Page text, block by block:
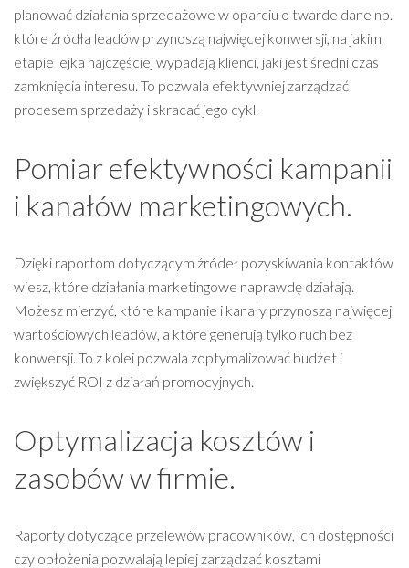
planować działania sprzedażowe w oparciu o twarde dane np.
które źródła leadów przynoszą najwięcej konwersji, na jakim
etapie lejka najczęściej wypadają klienci, jaki jest średni czas
zamknięcia interesu. To pozwala efektywniej zarządzać
procesem sprzedaży i skracać jego cykl.
Pomiar efektywności kampanii
i kanałów marketingowych.
Dzięki raportom dotyczącym źródeł pozyskiwania kontaktów
wiesz, które działania marketingowe naprawdę działają.
Możesz mierzyć, które kampanie i kanały przynoszą najwięcej
wartościowych leadów, a które generują tylko ruch bez
konwersji. To z kolei pozwala zoptymalizować budżet i
zwiększyć ROI z działań promocyjnych.
Optymalizacja kosztów i
zasobów w firmie.
Raporty dotyczące przelewów pracowników, ich dostępności
czy obłożenia pozwalają lepiej zarządzać kosztami